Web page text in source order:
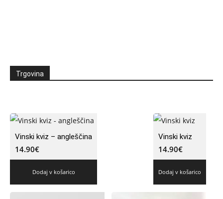
Trgovina
Vinski kviz – angleščina
14.90€
Dodaj v košarico
Vinski kviz
14.90€
Dodaj v košarico